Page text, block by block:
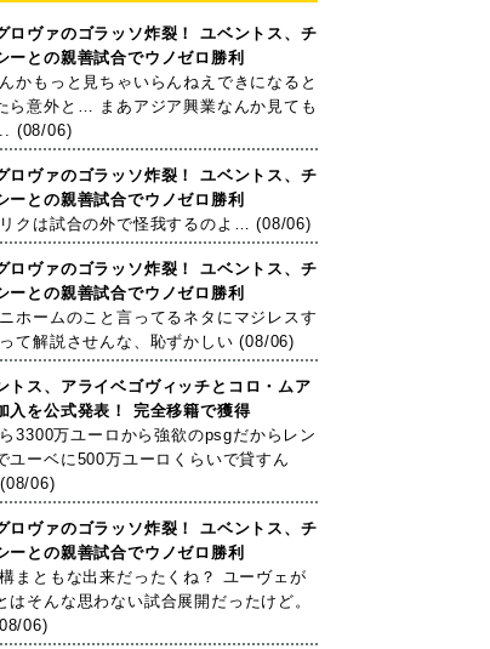
ロヴァのゴラッソ炸裂！ ユベントス、チ
ーとの親善試合でウノゼロ勝利
かもっと見ちゃいらんねえできになると
ら意外と… まあアジア興業なんか見ても
(08/06)
ロヴァのゴラッソ炸裂！ ユベントス、チ
ーとの親善試合でウノゼロ勝利
リクは試合の外で怪我するのよ… (08/06)
ロヴァのゴラッソ炸裂！ ユベントス、チ
ーとの親善試合でウノゼロ勝利
ホームのこと言ってるネタにマジレスす
て解説させんな、恥ずかしい (08/06)
トス、アライベゴヴィッチとコロ・ムア
入を公式発表！ 完全移籍で獲得
3300万ユーロから強欲のpsgだからレン
ユーベに500万ユーロくらいで貸すん
06)
ロヴァのゴラッソ炸裂！ ユベントス、チ
ーとの親善試合でウノゼロ勝利
まともな出来だったくね？ ユーヴェが
はそんな思わない試合展開だったけど。
06)